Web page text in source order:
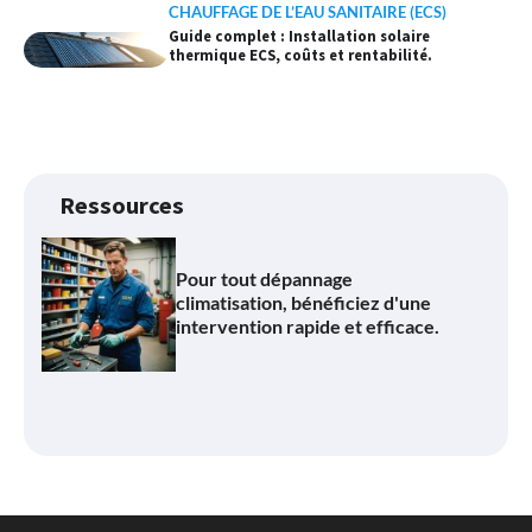
CHAUFFAGE DE L’EAU SANITAIRE (ECS)
Guide complet : Installation solaire
thermique ECS, coûts et rentabilité.
Ressources
Pour toutdépannage
climatisation , bénéficiez d'une
intervention rapide et efficace.